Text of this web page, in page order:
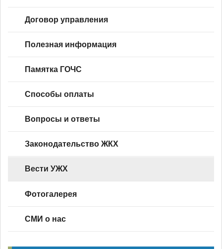
Договор управления
Полезная информация
Памятка ГОЧС
Способы оплаты
Вопросы и ответы
Законодательство ЖКХ
Вести УЖХ
Фотогалерея
СМИ о нас